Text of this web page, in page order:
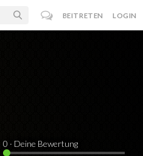
BEITRETEN LOGIN
0 · Deine Bewertung